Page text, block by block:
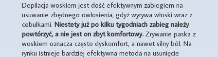
Depilacja woskiem jest dość efektywnym zabiegiem na
usuwanie zbędnego owłosienia, gdyż wyrywa włoski wraz z
cebulkami. Niestety już po kilku tygodniach zabieg należy
powtórzyć, a nie jest on zbyt komfortowy. Zrywanie paska z
woskiem oznacza często dyskomfort, a nawet silny ból. Na
rynku istnieje bardziej efektywna metoda na usunięcie